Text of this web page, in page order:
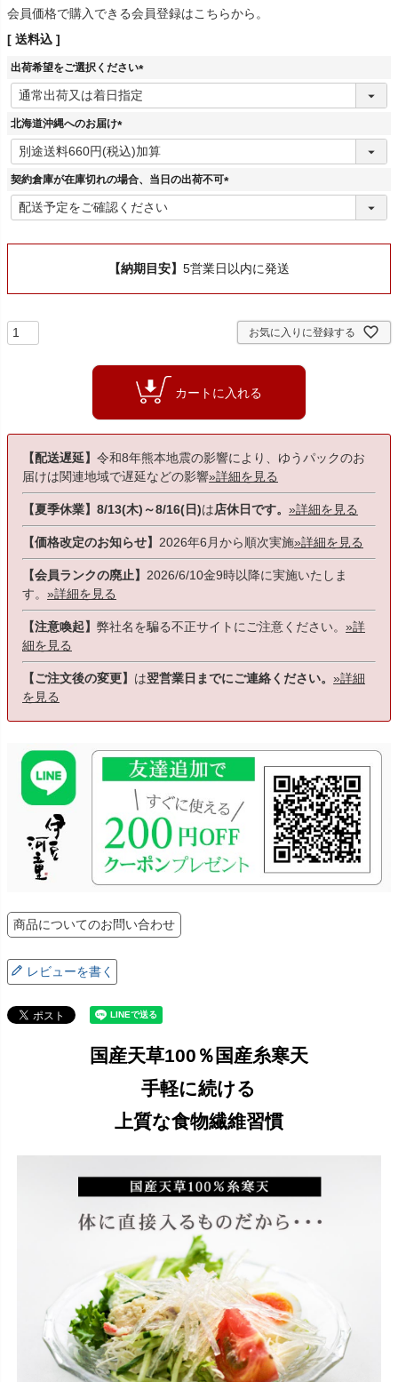
会員価格で購入できる会員登録はこちらから。
送料込
出荷希望をご選択ください
(
必
北海道沖縄へのお届け
(
必
須
契約倉庫が在庫切れの場合、当日の出荷不可
(
)
【納期目安】 5営業日以内に発送
お気に入りに登録する
カートに入れる
【配送遅延】 令和8年熊本地震の影響により、ゆうパックのお
届けは関連地域で遅延などの影響»詳細を見る
【夏季休業】8/13(木)～8/16(日)は店休日です。 »詳細を見る
【価格改定のお知らせ】 2026年6月から順次実施»詳細を見る
【会員ランクの廃止】 2026/6/10金9時以降に実施いたしま
す。 »詳細を見る
【注意喚起】 弊社名を騙る不正サイトにご注意ください。 »詳
細を見る
【ご注文後の変更】 は翌営業日までにご連絡ください。 »詳細
を見る
商品についてのお問い合わせ
レビューを書く
国産天草100％国産糸寒天
手軽に続ける
上質な食物繊維習慣